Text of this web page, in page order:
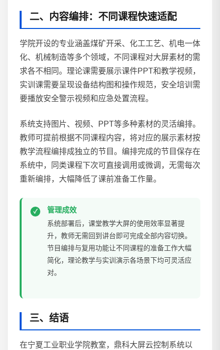
二、内容编排：不同课程快速适配
学院开设的专业涵盖煤矿开采、化工工艺、机电一体
化、机械制造等多个领域，不同课程对大屏素材的需
求各不相同。理论课需要展示课件PPT和教学视频，
实训课需要呈现设备结构图和操作规范，安全培训需
要播放安全警示视频和应急处置流程。
系统支持图片、视频、PPT等多种素材的灵活编排。
教师可提前根据不同课程内容，将对应的展示素材按
教学流程编排成独立的节目。编排完成的节目保存在
系统中，同类课程下次可直接调用或微调，无需每次
重新编排，大幅降低了课前准备工作量。
管理成效
系统部署后，课堂教学大屏的使用效率显著提
升，教师无需回到讲台即可完成全部内容切换。
节目编排与复用功能让不同课程的准备工作大幅
简化，理论教学与实训演示各场景下均可灵活应
对。
三、结语
在宁夏工业职业学院教室，鼎科大屏云控制系统以